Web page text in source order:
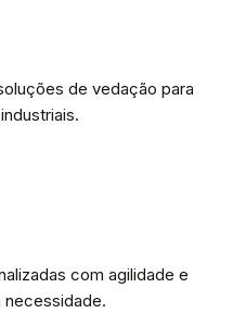
de vedação para
com agilidade e